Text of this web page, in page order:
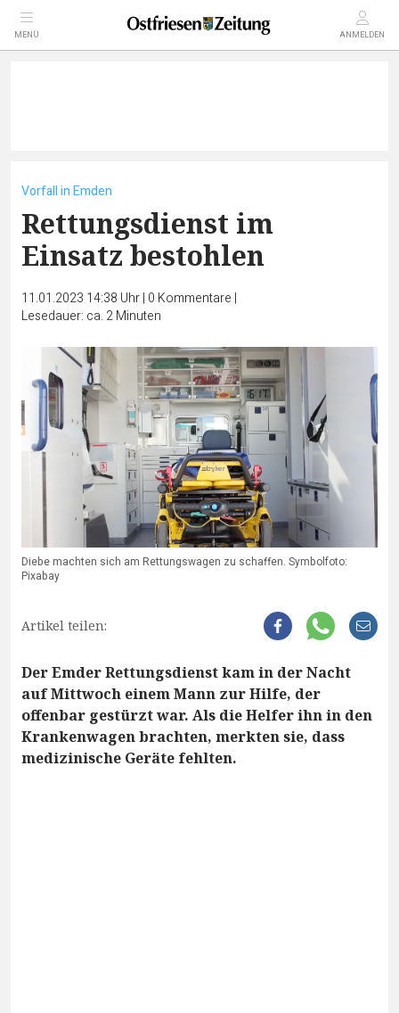
MENÜ ANMELDEN
Vorfall in Emden
Rettungsdienst im
Einsatz bestohlen
11.01.2023 14:38 Uhr| 0 Kommentare |
Lesedauer: ca. 2 Minuten
Diebe machten sich am Rettungswagen zu schaffen. Symbolfoto:
Pixabay
Artikel teilen:
Der Emder Rettungsdienst kam in der Nacht
auf Mittwoch einem Mann zur Hilfe, der
offenbar gestürzt war. Als die Helfer ihn in den
Krankenwagen brachten, merkten sie, dass
medizinische Geräte fehlten.